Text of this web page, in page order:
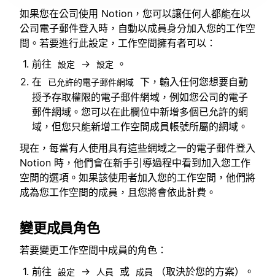
如果您在公司使用 Notion，您可以讓任何人都能在以
公司電子郵件登入時，自動以成員身分加入您的工作空
間。若要進行此設定，工作空間擁有者可以：
前往
設定 → 設定
。
在
已允許的電子郵件網域 下，輸入任何您想要自動
授予存取權限的電子郵件網域，例如您公司的電子
郵件網域。您可以在此欄位中新增多個已允許的網
域，但您只能新增工作空間成員帳號所屬的網域。
現在，每當有人使用具有這些網域之一的電子郵件登入
Notion 時，他們會在新手引導過程中看到加入您工作
空間的選項。如果該使用者加入您的工作空間，他們將
成為您工作空間的成員，且您將會依此計費。
變更成員角色
若要變更工作空間中成員的角色：
前往
設定 → 人員 或 成員
（取決於您的方案）。